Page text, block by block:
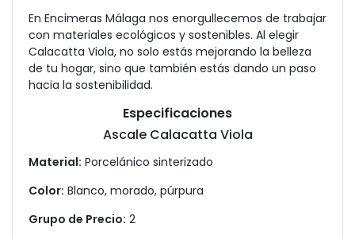
En Encimeras Málaga nos enorgullecemos de trabajar
con materiales ecológicos y sostenibles. Al elegir
Calacatta Viola, no solo estás mejorando la belleza
de tu hogar, sino que también estás dando un paso
hacia la sostenibilidad.
Especificaciones
Ascale Calacatta Viola
Material: Porcelánico sinterizado
Color: Blanco, morado, púrpura
Grupo de Precio: 2